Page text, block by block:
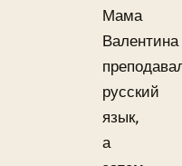
Мама
Валентина
русский
язык,
а